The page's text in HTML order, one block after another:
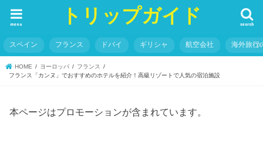
トリップガイド search
menu
スペイン フランス ドバイ ギリシャ 航空会社 海外旅行
HOME ヨーロッパ
フランス
フランス「カンヌ」でおすすめのホテルを紹介！高級リゾートで人気の宿泊施設
本ページはプロモーションが含まれています。